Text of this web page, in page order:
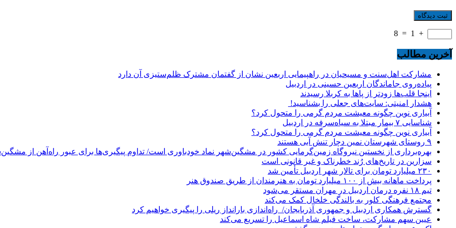
+
1
=
8
آخرین مطالب
مشارکت اهل‌سنت و مسیحیان در راهپیمایی اربعین نشان از گفتمان مشترک ظلم‌ستیزی آن دارد
پیاده‌روی جاماندگان اربعین حسینی در اردبیل
اینجا قلب‌ها زودتر از پاها به کربلا رسیدند
هشدار امنیتی: سایت‌های جعلی را بشناسید!
آبیاری نوین چگونه معیشت مردم گرمی را متحول کرد؟
شناسایی ۷ بیمار مبتلا به سیاه‌سرفه در اردبیل
آبیاری نوین چگونه معیشت مردم گرمی را متحول کرد؟
۹ روستای شهرستان نمین دچار تنش آبی هستند
بهره‌برداری از نخستین نیروگاه زمین‌گرمایی کشور در مشگین‌شهر نماد خودباوری است/ تداوم پیگیری‌ها برای عبور راه‌آهن از
سزارین در تاریخ‌های رُند خطرناک و غیر قانونی است
۲۳۰ میلیارد تومان برای تالار شهر اردبیل تأمین شد
پرداخت ماهانه بیش از ۱۰۰ میلیارد تومان به هنرمندان از طریق صندوق هنر
تیم ۱۸ نفره درمان اردبیل در مهران مستقر می‌شود
مجتمع فرهنگی کلور به بالندگی خلخال کمک می‌کند
گسترش همکاری اردبیل و جمهوری آذربایجان/ راه‌اندازی بارانداز ریلی را پیگیری خواهیم کرد
عیین سهم مشارکت، ساخت فیلم شاه‌ اسماعیل را تسریع می‌کند